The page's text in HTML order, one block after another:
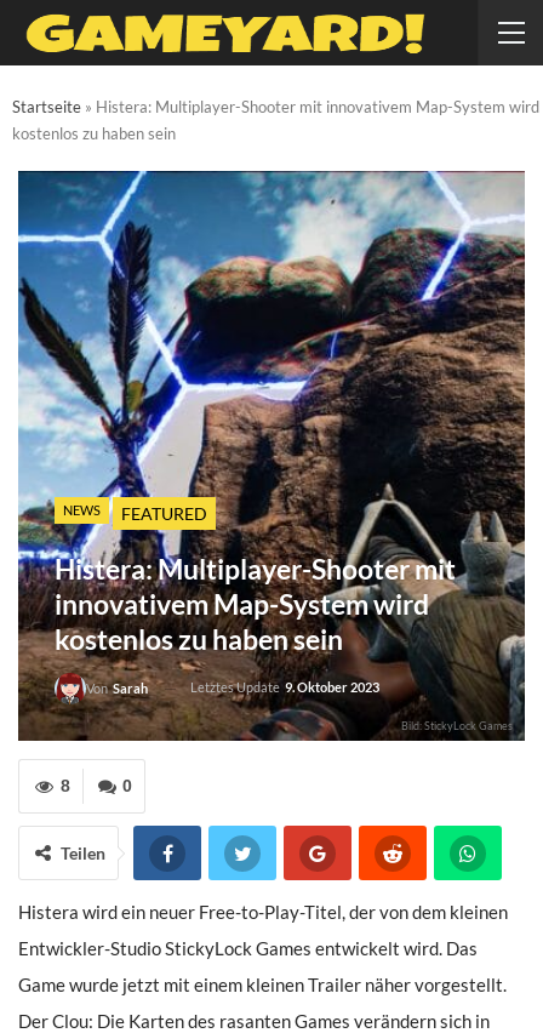
Startseite » Histera: Multiplayer-Shooter mit innovativem Map-System wird
kostenlos zu haben sein
NEWS FEATURED
Histera: Multiplayer-Shooter mit
innovativem Map-System wird
kostenlos zu haben sein
VonSarah Letztes Update 9. Oktober 2023
Bild: StickyLock Games
0
8
Teilen
Histera wird ein neuer Free-to-Play-Titel, der von dem kleinen
Entwickler-Studio StickyLock Games entwickelt wird. Das
Game wurde jetzt mit einem kleinen Trailer näher vorgestellt.
Der Clou: Die Karten des rasanten Games verändern sich in